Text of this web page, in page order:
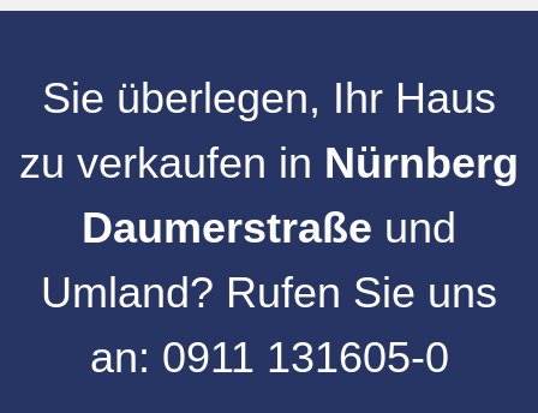
Sie überlegen, Ihr Haus
zu verkaufen in Nürnberg
Daumerstraße und
Umland? Rufen Sie uns
an: 0911 131605-0